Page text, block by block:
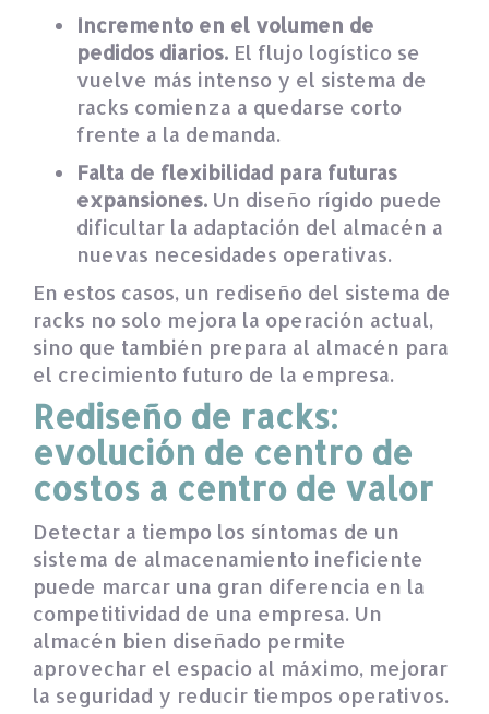
Incremento en el volumen de
pedidos diarios. El flujo logístico se
vuelve más intenso y el sistema de
racks comienza a quedarse corto
frente a la demanda.
Falta de flexibilidad para futuras
expansiones. Un diseño rígido puede
dificultar la adaptación del almacén a
nuevas necesidades operativas.
En estos casos, un rediseño del sistema de
racks no solo mejora la operación actual,
sino que también prepara al almacén para
el crecimiento futuro de la empresa.
Rediseño de racks:
evolución de centro de
costos a centro de valor
Detectar a tiempo los síntomas de un
sistema de almacenamiento ineficiente
puede marcar una gran diferencia en la
competitividad de una empresa. Un
almacén bien diseñado permite
aprovechar el espacio al máximo, mejorar
la seguridad y reducir tiempos operativos.